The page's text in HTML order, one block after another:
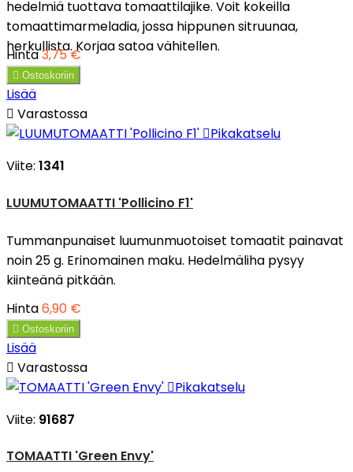
hedelmiä tuottava tomaattilajike. Voit kokeilla
tomaattimarmeladia, jossa hippunen sitruunaa,
herkullista. Korjaa satoa vähitellen.
Hinta3,75 €
 Ostoskoriin
Lisää
 Varastossa
Pikakatselu
Viite: 1341
LUUMUTOMAATTI 'Pollicino F1'
Tummanpunaiset luumunmuotoiset tomaatit painavat
noin 25 g. Erinomainen maku. Hedelmäliha pysyy
kiinteänä pitkään.
Hinta6,90 €
 Ostoskoriin
Lisää
 Varastossa
Pikakatselu
Viite: 91687
TOMAATTI 'Green Envy'